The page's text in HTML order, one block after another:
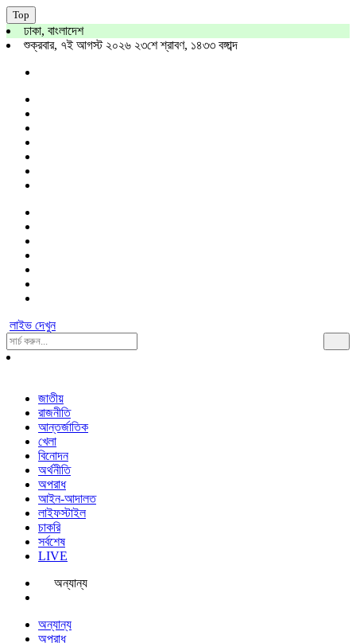
Top
ঢাকা, বাংলাদেশ
শুক্রবার, ৭ই আগস্ট ২০২৬ ২৩শে শ্রাবণ, ১৪৩৩ বঙ্গাব্দ
লাইভ দেখুন
Search
For:
জাতীয়
রাজনীতি
আন্তর্জাতিক
খেলা
বিনোদন
অর্থনীতি
অপরাধ
আইন-আদালত
লাইফস্টাইল
চাকরি
সর্বশেষ
LIVE
অন্যান্য
অন্যান্য
অপরাধ